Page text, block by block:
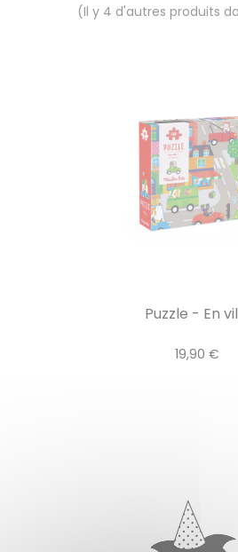
(Il y 4 d'autres produits
Puzzle - En
19,90 €